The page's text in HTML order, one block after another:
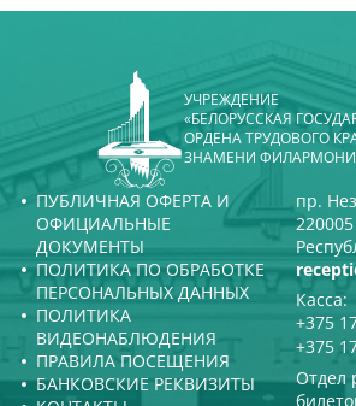
УЧРЕЖДЕНИЕ
«БЕЛОРУССКАЯ
ОРДЕНА ТРУДОВОГО
ЗНАМЕНИ
ПУБЛИЧНАЯ ОФЕРТА И
ОФИЦИАЛЬНЫЕ
ДОКУМЕНТЫ
ПОЛИТИКА ПО ОБРАБОТКЕ
ПЕРСОНАЛЬНЫХ ДАННЫХ
ПОЛИТИКА
ВИДЕОНАБЛЮДЕНИЯ
ПРАВИЛА ПОСЕЩЕНИЯ
БАНКОВСКИЕ РЕКВИЗИТЫ
пр.
Касса:
+375
+375
Отдел